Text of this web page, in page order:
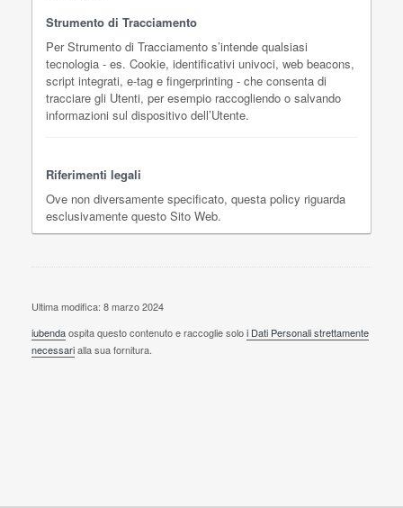
Strumento di Tracciamento
Per Strumento di Tracciamento s’intende qualsiasi
tecnologia - es. Cookie, identificativi univoci, web beacons,
script integrati, e-tag e fingerprinting - che consenta di
tracciare gli Utenti, per esempio raccogliendo o salvando
informazioni sul dispositivo dell’Utente.
Riferimenti legali
Ove non diversamente specificato, questa policy riguarda
esclusivamente questo Sito Web.
Ultima modifica: 8 marzo 2024
iubendaospita questo contenuto e raccoglie soloi Dati Personali strettamente
necessarialla sua fornitura.